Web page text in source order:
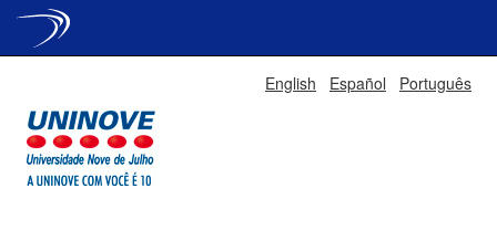
English Español Português